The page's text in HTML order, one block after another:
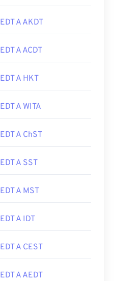
EDT A AKDT
EDT A ACDT
EDT A HKT
EDT A WITA
EDT A ChST
EDT A SST
EDT A MST
EDT A IDT
EDT A CEST
EDT A AEDT